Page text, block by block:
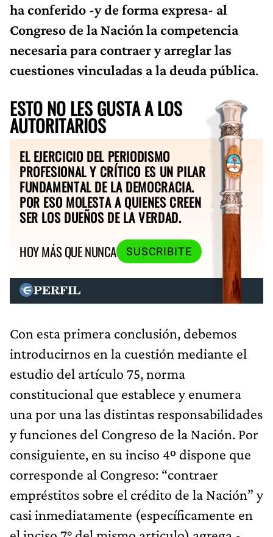
ha conferido -y de forma expresa- al
Congreso de la Nación la competencia
necesaria para contraer y arreglar las
cuestiones vinculadas a la deuda pública.
ESTO NO LES GUSTA A LOS
AUTORITARIOS
EL EJERCICIO DEL PERIODISMO
PROFESIONAL Y CRÍTICO ES UN PILAR
FUNDAMENTAL DE LA DEMOCRACIA.
POR ESO MOLESTA A QUIENES CREEN
SER LOS DUEÑOS DE LA VERDAD.
HOY MÁS QUE NUNCA
SUSCRIBITE
Con esta primera conclusión, debemos
introducirnos en la cuestión mediante el
estudio del artículo 75, norma
constitucional que establece y enumera
una por una las distintas responsabilidades
y funciones del Congreso de la Nación. Por
consiguiente, en su inciso 4º dispone que
corresponde al Congreso: “contraer
empréstitos sobre el crédito de la Nación” y
casi inmediatamente (específicamente en